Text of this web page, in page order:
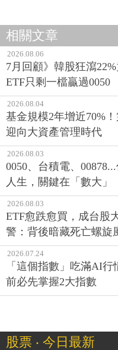
相關文章
2026.08.06
7月回顧》韓股狂瀉
ETF只剩一檔贏過0050
2026.08.04
基金規模2年增近70%
迎向大資產管理時代
2026.08.03
0050、台積電、
人生，關鍵在「數大」
2026.08.03
ETF愈跌愈買，成台股
警：背後暗藏死亡螺旋
2026.07.24
「這個指數」吃滿AI
前必先掌握2大指數
股票 ‧ 今日最新